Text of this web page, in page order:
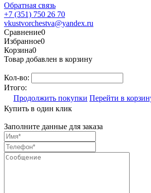
Обратная связь
+7 (351) 750 26 70
vkustvorchestva@yandex.ru
Сравнение0
Избранное0
Корзина0
Товар добавлен в корзину
Кол-во:
Итого:
Продолжить покупки Перейти в
Купить в один клик
Заполните данные для заказа